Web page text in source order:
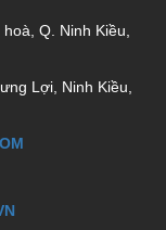
Q. Ninh Kiều,
Lợi, Ninh Kiều,